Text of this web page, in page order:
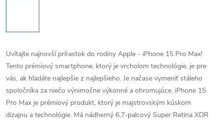
Uvítajte najnovší prírastok do rodiny Apple - iPhone 15 Pro Max!
Tento prémiový smartphone, ktorý je vrcholom technológie, je pre
vás, ak hľadáte najlepšie z najlepšieho. Je načase vymeniť stáleho
spoločníka za niečo výnimočne výkonné a ohromujúce. iPhone 15
Pro Max je prémiový produkt, ktorý je majstrovským kúskom
dizajnu a technológie. Má nádherný 6,7-palcový Super Retina XDR